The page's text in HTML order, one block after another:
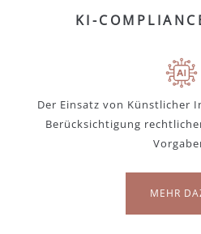
KI-
Der Einsatz von Künstlicher
Berücksichtigung
MEHR